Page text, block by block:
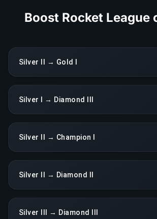
Boost Rocket League
Silver II → Gold I
Silver I → Diamond III
Silver II → Champion I
Silver II → Diamond II
Silver III → Diamond III